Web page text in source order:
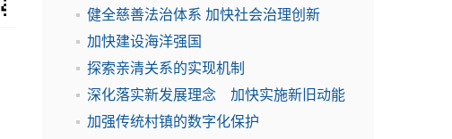
业发展...
健全慈善法治体系 加快社会治理创新
加快建设海洋强国
探索亲清关系的实现机制
深化落实新发展理念 加快实施新旧动能
加强传统村镇的数字化保护